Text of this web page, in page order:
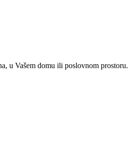
u Vašem domu ili poslovnom prostoru.